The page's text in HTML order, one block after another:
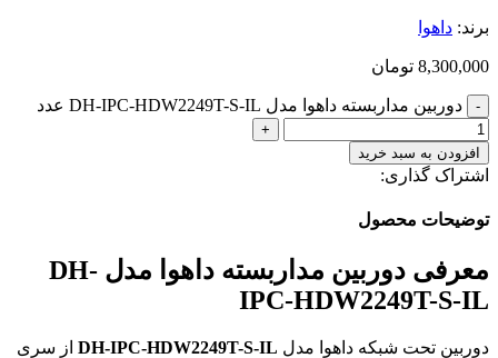
برند: داهوا
8,300,000 تومان
دوربین مداربسته داهوا مدل DH-IPC-HDW2249T-S-IL عدد
افزودن به سبد خرید
اشتراک گذاری:
توضیحات محصول
معرفی دوربین مداربسته داهوا مدل DH-
IPC-HDW2249T-S-IL
دوربین تحت شبکه داهوا مدل DH-IPC-HDW2249T-S-IL از سری